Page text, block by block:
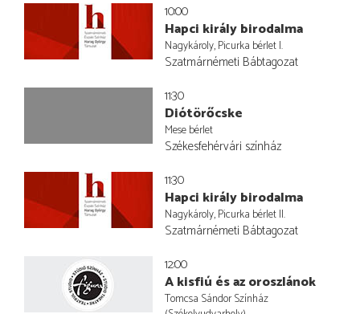
10:00
Hapci király birodalma
Nagykároly, Picurka bérlet I.
Szatmárnémeti Bábtagozat
11:30
Diótörőcske
Mese bérlet
Székesfehérvári színház
11:30
Hapci király birodalma
Nagykároly, Picurka bérlet II.
Szatmárnémeti Bábtagozat
12:00
A kisfiú és az oroszlánok
Tomcsa Sándor Színház